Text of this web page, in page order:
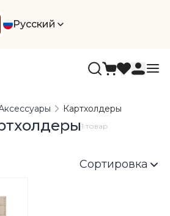
Русский
Картхолдеры
1 товар
Сортировка